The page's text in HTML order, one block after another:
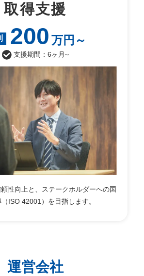
取得支援
200 万円～
支援期間：6ヶ月~
性向上と、ステークホルダーへの国
ISO 42001）を目指します。
運営会社